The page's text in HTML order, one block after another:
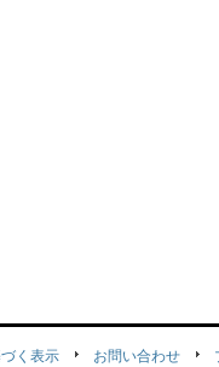
く表示 お問い合わせ